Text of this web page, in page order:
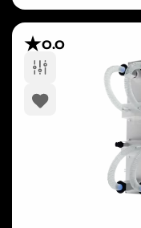
0.0